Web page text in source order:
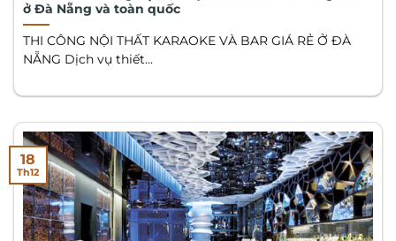
ở Đà Nẵng và toàn quốc
THI CÔNG NỘI THẤT KARAOKE VÀ BAR GIÁ RẺ Ở ĐÀ
NẴNG Dịch vụ thiết...
18
Th12